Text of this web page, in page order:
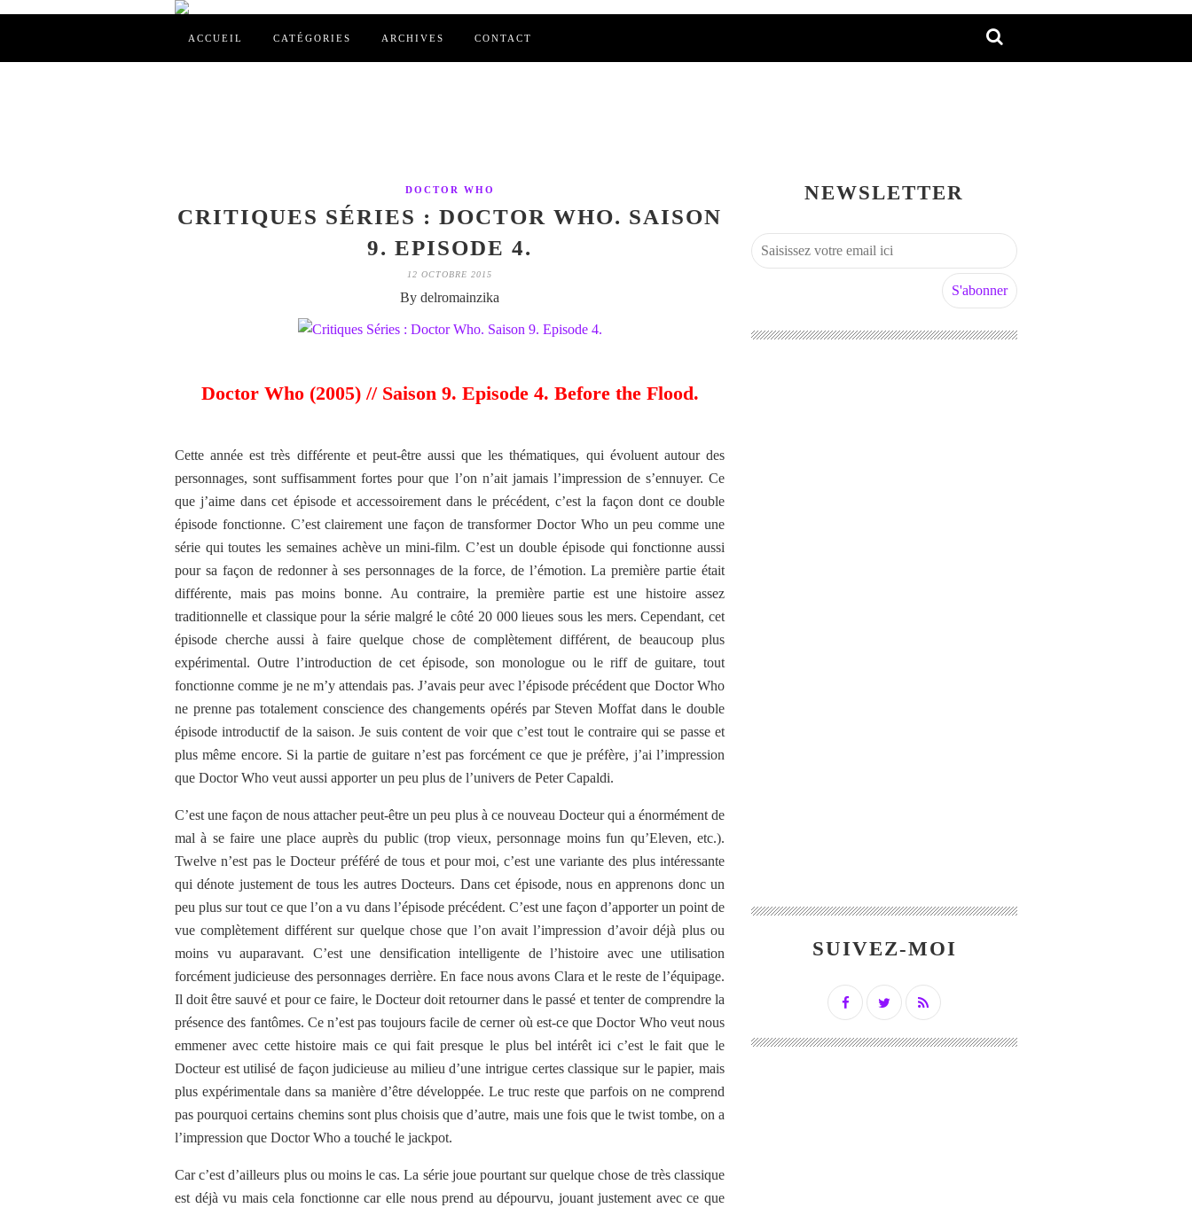
ACCUEIL CATÉGORIES ARCHIVES CONTACT
DOCTOR WHO
CRITIQUES SÉRIES : DOCTOR WHO. SAISON
9. EPISODE 4.
12 OCTOBRE 2015
By delromainzika
Doctor Who (2005) // Saison 9. Episode 4. Before the Flood.
Cette année est très différente et peut-être aussi que les thématiques, qui évoluent autour des
personnages, sont suffisamment fortes pour que l’on n’ait jamais l’impression de s’ennuyer. Ce
que j’aime dans cet épisode et accessoirement dans le précédent, c’est la façon dont ce double
épisode fonctionne. C’est clairement une façon de transformer Doctor Who un peu comme une
série qui toutes les semaines achève un mini-film. C’est un double épisode qui fonctionne aussi
pour sa façon de redonner à ses personnages de la force, de l’émotion. La première partie était
différente, mais pas moins bonne. Au contraire, la première partie est une histoire assez
traditionnelle et classique pour la série malgré le côté 20 000 lieues sous les mers. Cependant, cet
épisode cherche aussi à faire quelque chose de complètement différent, de beaucoup plus
expérimental. Outre l’introduction de cet épisode, son monologue ou le riff de guitare, tout
fonctionne comme je ne m’y attendais pas. J’avais peur avec l’épisode précédent que Doctor Who
ne prenne pas totalement conscience des changements opérés par Steven Moffat dans le double
épisode introductif de la saison. Je suis content de voir que c’est tout le contraire qui se passe et
plus même encore. Si la partie de guitare n’est pas forcément ce que je préfère, j’ai l’impression
que Doctor Who veut aussi apporter un peu plus de l’univers de Peter Capaldi.
C’est une façon de nous attacher peut-être un peu plus à ce nouveau Docteur qui a énormément de
mal à se faire une place auprès du public (trop vieux, personnage moins fun qu’Eleven, etc.).
Twelve n’est pas le Docteur préféré de tous et pour moi, c’est une variante des plus intéressante
qui dénote justement de tous les autres Docteurs. Dans cet épisode, nous en apprenons donc un
peu plus sur tout ce que l’on a vu dans l’épisode précédent. C’est une façon d’apporter un point de
vue complètement différent sur quelque chose que l’on avait l’impression d’avoir déjà plus ou
moins vu auparavant. C’est une densification intelligente de l’histoire avec une utilisation
forcément judicieuse des personnages derrière. En face nous avons Clara et le reste de l’équipage.
Il doit être sauvé et pour ce faire, le Docteur doit retourner dans le passé et tenter de comprendre la
présence des fantômes. Ce n’est pas toujours facile de cerner où est-ce que Doctor Who veut nous
emmener avec cette histoire mais ce qui fait presque le plus bel intérêt ici c’est le fait que le
Docteur est utilisé de façon judicieuse au milieu d’une intrigue certes classique sur le papier, mais
plus expérimentale dans sa manière d’être développée. Le truc reste que parfois on ne comprend
pas pourquoi certains chemins sont plus choisis que d’autre, mais une fois que le twist tombe, on a
l’impression que Doctor Who a touché le jackpot.
Car c’est d’ailleurs plus ou moins le cas. La série joue pourtant sur quelque chose de très classique
est déjà vu mais cela fonctionne car elle nous prend au dépourvu, jouant justement avec ce que
NEWSLETTER
SUIVEZ-MOI